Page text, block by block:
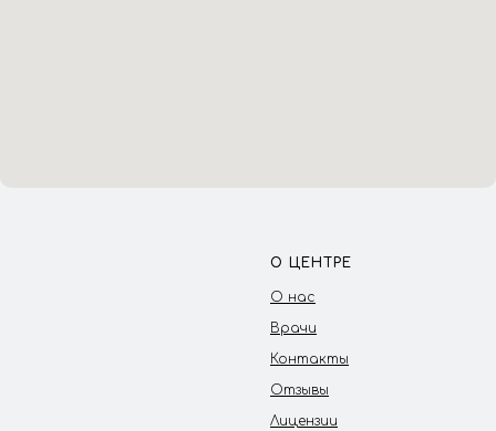
О ЦЕНТРЕ
О нас
Врачи
Контакты
Отзывы
Лицензии